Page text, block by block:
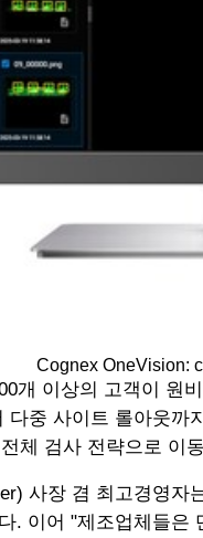
Cognex OneVision:
개 이상의 고객이 원
중 사이트 롤아웃
체 검사 전략으로 이
사장 겸 최고경영
. 이어 "제조업체들